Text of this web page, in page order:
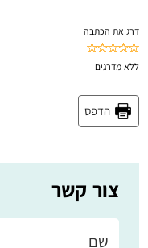
צור קשר
דרג את הכתבה
ללא מדרגים
הדפס